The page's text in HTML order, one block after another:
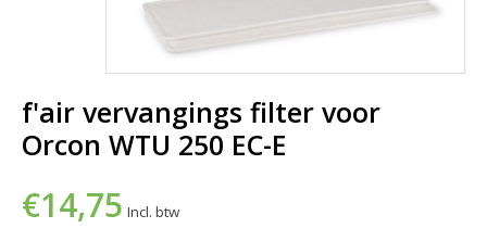
f'air vervangings filter voor
Orcon WTU 250 EC-E
€14,75 Incl. btw